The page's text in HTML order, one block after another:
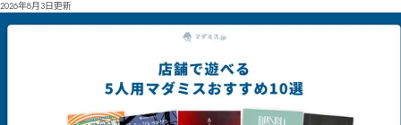
2026年8月3日更新